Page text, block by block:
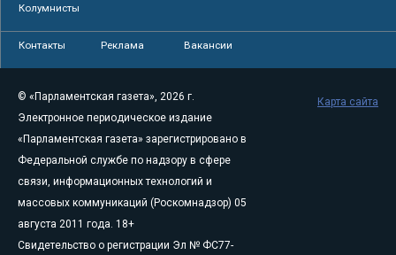
Колумнисты
Контакты Реклама Вакансии
© «Парламентская газета», 2026 г.
Электронное периодическое издание
«Парламентская газета» зарегистрировано в
Федеральной службе по надзору в сфере
связи, информационных технологий и
массовых коммуникаций (Роскомнадзор) 05
августа 2011 года. 18+
Свидетельство о регистрации Эл № ФС77-
Карта сайта